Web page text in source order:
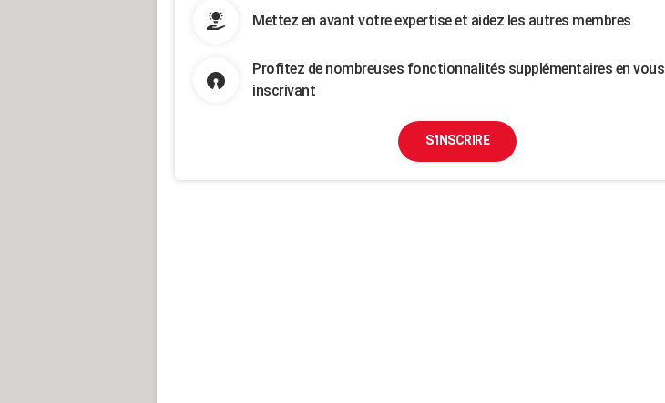
Mettez en avant votre expertise et aidez les autres membres
Profitez de nombreuses fonctionnalités supplémentaires en vous
inscrivant
S'INSCRIRE